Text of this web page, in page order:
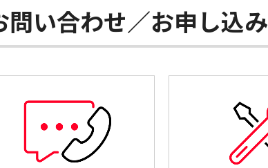
い合わせ／お申し込み